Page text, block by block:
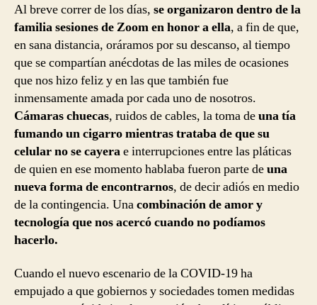
Al breve correr de los días, se organizaron dentro de la
familia sesiones de Zoom en honor a ella, a fin de que,
en sana distancia, oráramos por su descanso, al tiempo
que se compartían anécdotas de las miles de ocasiones
que nos hizo feliz y en las que también fue
inmensamente amada por cada uno de nosotros.
Cámaras chuecas, ruidos de cables, la toma deuna tía
fumando un cigarro mientras trataba de que su
celular no se cayerae interrupciones entre las pláticas
de quien en ese momento hablaba fueron parte deuna
nueva forma de encontrarnos, de decir adiós en medio
de la contingencia. Unacombinación de amor y
tecnología que nos acercó cuando no podíamos
hacerlo.
Cuando el nuevo escenario de la COVID-19 ha
empujado a que gobiernos y sociedades tomen medidas